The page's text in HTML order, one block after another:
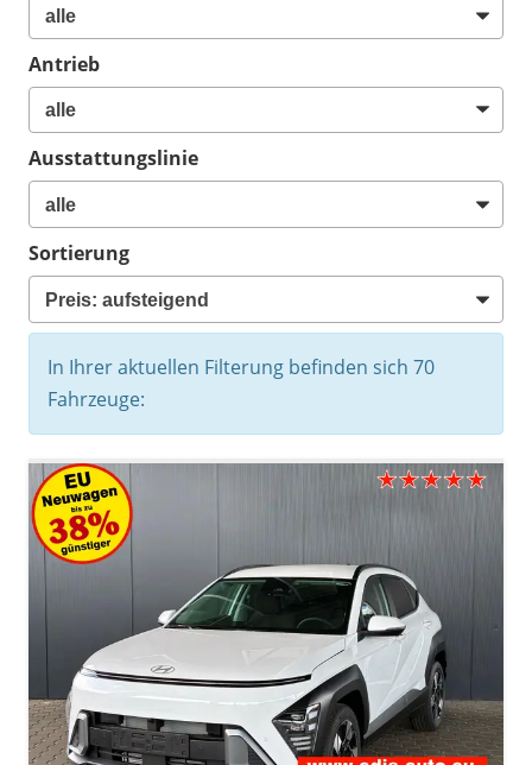
Antrieb
Ausstattungslinie
Sortierung
In Ihrer aktuellen Filterung befinden sich 70
Fahrzeuge: